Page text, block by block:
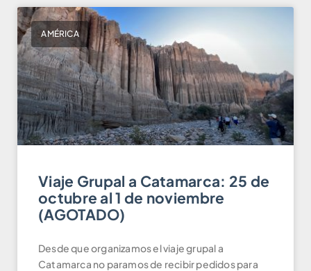
AMÉRICA
Viaje Grupal a Catamarca: 25 de
octubre al 1 de noviembre
(AGOTADO)
Desde que organizamos el viaje grupal a
Catamarca no paramos de recibir pedidos para